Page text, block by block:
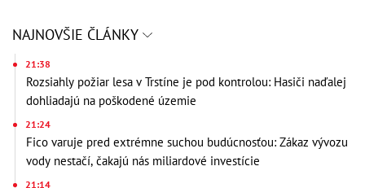
NAJNOVŠIE ČLÁNKY
21:38
Rozsiahly požiar lesa v Trstíne je pod kontrolou: Hasiči naďalej
dohliadajú na poškodené územie
21:24
Fico varuje pred extrémne suchou budúcnosťou: Zákaz vývozu
vody nestačí, čakajú nás miliardové investície
21:14